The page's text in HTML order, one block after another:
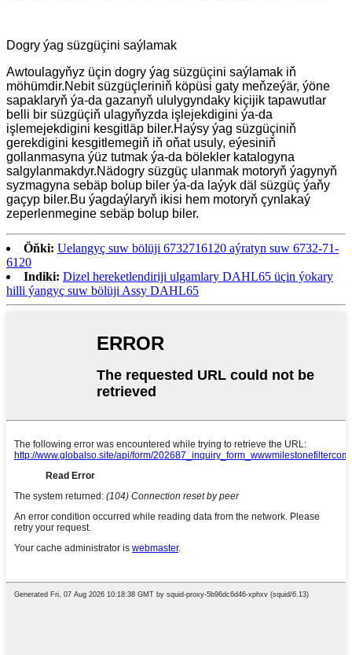
Dogry ýag süzgüçini saýlamak
Awtoulagyňyz üçin dogry ýag süzgüçini saýlamak iň
möhümdir.Nebit süzgüçleriniň köpüsi gaty meňzeýär, ýöne
sapaklaryň ýa-da gazanyň ululygyndaky kiçijik tapawutlar
belli bir süzgüçiň ulagyňyzda işlejekdigini ýa-da
işlemejekdigini kesgitläp biler.Haýsy ýag süzgüçiniň
gerekdigini kesgitlemegiň iň oňat usuly, eýesiniň
gollanmasyna ýüz tutmak ýa-da bölekler katalogyna
salgylanmakdyr.Nädogry süzgüç ulanmak motoryň ýagynyň
syzmagyna sebäp bolup biler ýa-da laýyk däl süzgüç ýaňy
gaçyp biler.Bu ýagdaýlaryň ikisi hem motoryň çynlakaý
zeperlenmegine sebäp bolup biler.
Öňki: Uelangyç suw bölüji 6732716120 aýratyn suw 6732-71-
6120
Indiki: Dizel hereketlendiriji ulgamlary DAHL65 üçin ýokary
hilli ýangyç suw bölüji Assy DAHL65